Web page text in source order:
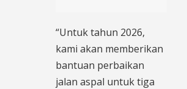
“Untuk tahun 2026,
kami akan memberikan
bantuan perbaikan
jalan aspal untuk tiga